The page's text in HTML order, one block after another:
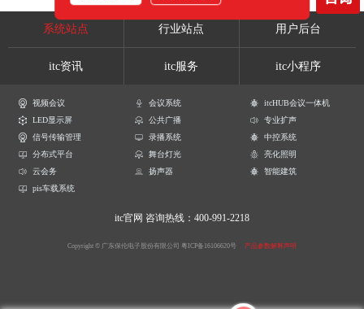
系统站点 行业站点 用户后台
itc资讯 itc服务 itc小程序
视频会议 会议系统
itcHUB会议一体机
LED显示屏
公共广播
专业扩声
信号传输管理
录播系统
中控系统
分布式平台
舞台灯光
亮化照明
云会务
扬声器
智能建筑
pis车载系统
itc官网 咨询热线：400-991-2218
Copyright © 广东保伦电子股份有限公司 粤ICP备16106620号 产品参数解释声明